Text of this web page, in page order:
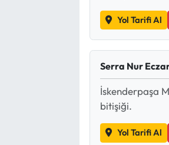
Yol Tarifi Al
Serra Nur
İskenderpaşa
bitişiği.
Yol Tarifi Al